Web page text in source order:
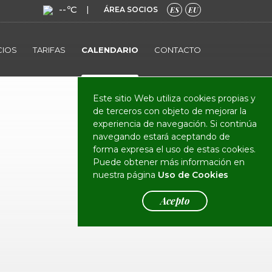
--ºC ÁREA SOCIOS ES EU
TARIFAS CALENDARIO CONTACTO
Este sitio Web utiliza cookies propias y
de terceros con objeto de mejorar la
experiencia de navegación. Si continúa
navegando estará aceptando de
forma expresa el uso de estas cookies.
Puede obtener más información en
nuestra página Uso de Cookies
Acepto